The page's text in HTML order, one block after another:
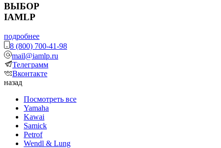
ВЫБОР
IAMLP
подробнее
8 (800) 700-41-98
mail@iamlp.ru
Телеграмм
Вконтакте
назад
Посмотреть все
Yamaha
Kawai
Samick
Petrof
Wendl & Lung